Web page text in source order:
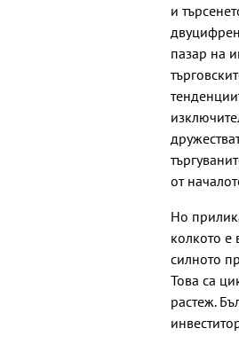
и
пазар на
от
Но
колкото е
силното
Това са
растеж.